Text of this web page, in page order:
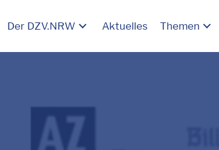
Der DZV.NRW Aktuelles Themen